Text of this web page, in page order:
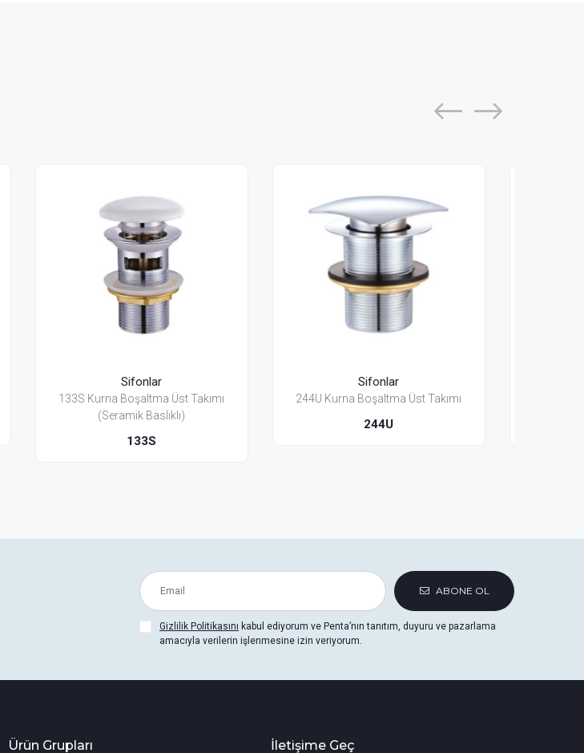
Sifonlar
244U Kurna Boşaltma Üst Takımı
244U
Sifonlar
234U Kurna Boşaltma Üst Takımı
234U
ABONE OL
Gizlilik Politikasını kabul ediyorum ve Penta’nın tanıtım, duyuru ve pazarlama
amacıyla verilerin işlenmesine izin veriyorum.
Ürün Grupları İletişime Geç